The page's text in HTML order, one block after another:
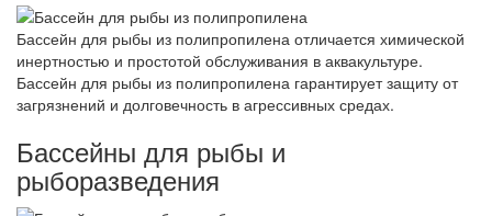
Бассейн для рыбы из полипропилена отличается химической
инертностью и простотой обслуживания в аквакультуре.
Бассейн для рыбы из полипропилена гарантирует защиту от
загрязнений и долговечность в агрессивных средах.
Бассейны для рыбы и
рыборазведения